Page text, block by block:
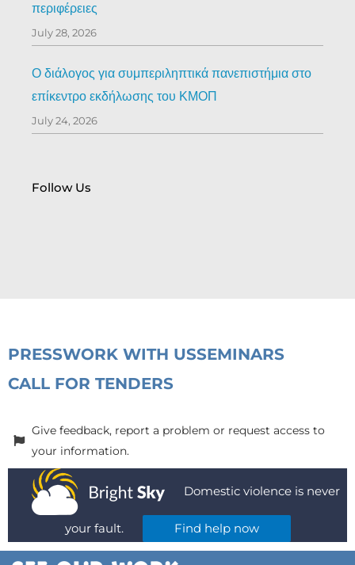
περιφέρειες
July 28, 2026
Ο διάλογος για συμπεριληπτικά πανεπιστήμια στο
επίκεντρο εκδήλωσης του ΚΜΟΠ
July 24, 2026
Follow Us
PRESSWORK WITH USSEMINARS
CALL FOR TENDERS
Give feedback, report a problem or request access to
your information.
Domestic violence is never
your fault. Find help now